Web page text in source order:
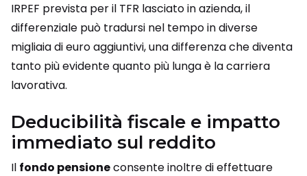
IRPEF prevista per il TFR lasciato in azienda, il
differenziale può tradursi nel tempo in diverse
migliaia di euro aggiuntivi, una differenza che diventa
tanto più evidente quanto più lunga è la carriera
lavorativa.
Deducibilità fiscale e impatto
immediato sul reddito
Il fondo pensioneconsente inoltre di effettuare